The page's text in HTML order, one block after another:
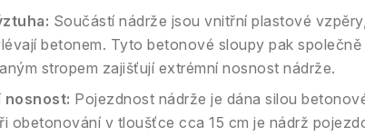
Součástí nádrže jsou vnitřní plastové
betonem. Tyto betonové sloupy pak společně
stropem zajišťují extrémní nosnost nádrže.
nosnost: Pojezdnost nádrže je dána silou
obetonování v tloušťce cca 15 cm je nádrž